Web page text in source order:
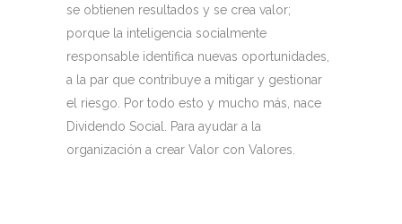
se obtienen resultados y se crea valor;
porque la inteligencia socialmente
responsable identifica nuevas oportunidades,
a la par que contribuye a mitigar y gestionar
el riesgo. Por todo esto y mucho más, nace
Dividendo Social. Para ayudar a la
organización a crear Valor con Valores.